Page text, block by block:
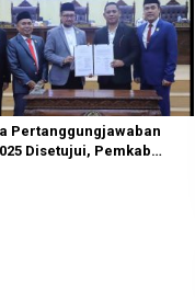
Pertanggungjawaban
Disetujui, Pemkab